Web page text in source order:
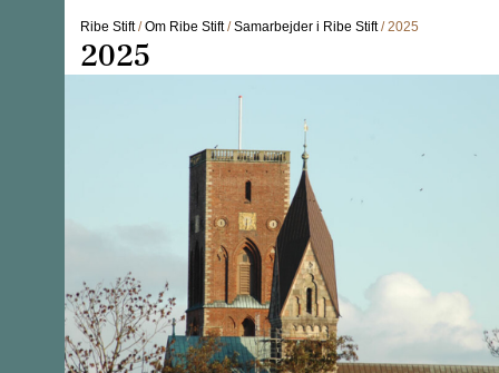
Ribe Stift/Om Ribe Stift/Samarbejder i Ribe Stift/ 2025
2025